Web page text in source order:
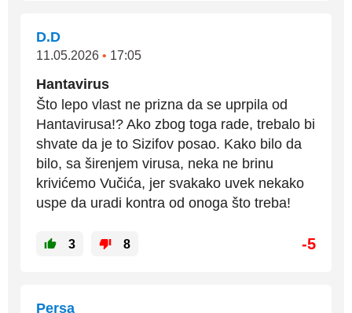
D.D
11.05.2026 • 17:05
Hantavirus
Što lepo vlast ne prizna da se uprpila od
Hantavirusa!? Ako zbog toga rade, trebalo bi
shvate da je to Sizifov posao. Kako bilo da
bilo, sa širenjem virusa, neka ne brinu
krivićemo Vučića, jer svakako uvek nekako
uspe da uradi kontra od onoga što treba!
3 8 -5
Persa